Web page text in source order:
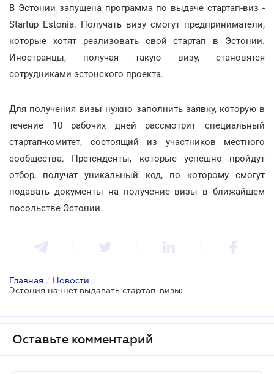
В Эстонии запущена программа по выдаче стартап-виз -
Startup Estonia. Получать визу смогут предприниматели,
которые хотят реализовать свой стартап в Эстонии.
Иностранцы, получая такую визу, становятся
сотрудниками эстонского проекта.
Для получения визы нужно заполнить заявку, которую в
течение 10 рабочих дней рассмотрит специальный
стартап-комитет, состоящий из участников местного
сообщества. Претенденты, которые успешно пройдут
отбор, получат уникальный код, по которому смогут
подавать документы на получение визы в ближайшем
посольстве Эстонии.
Главная / Новости /
Эстония начнет выдавать стартап-визы:
Оставьте комментарий